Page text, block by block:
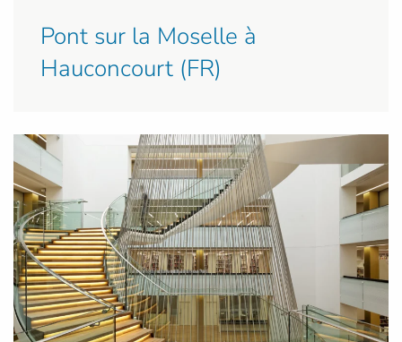
Pont sur la Moselle à
Hauconcourt (FR)